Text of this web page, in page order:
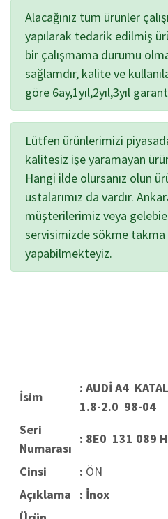
Alacağınız tüm ürünler
yapılarak tedarik edilmiş
bir çalışmama durumu
sağlamdır, kalite ve
göre 6ay,1yıl,2yıl,3yıl
Lütfen ürünlerimizi
kalitesiz işe yaramayan
Hangi ilde olursanız olun
ustalarımız da vardır.
müşterilerimiz veya
servisimizde sökme
yapabilmekteyiz.
İsim
: AUDİ A4
1.8-2.0 98-04
Seri
Numarası
: 8E0 131 089
Cinsi : ÖN
Açıklama
: İnox